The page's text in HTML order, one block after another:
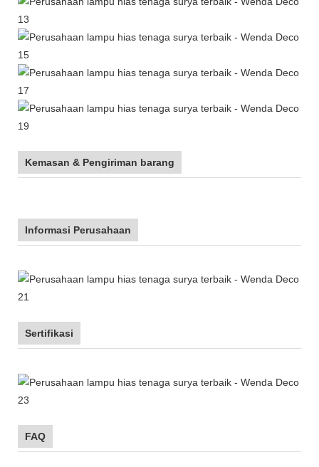
Kemasan & Pengiriman barang
Informasi Perusahaan
Sertifikasi
FAQ